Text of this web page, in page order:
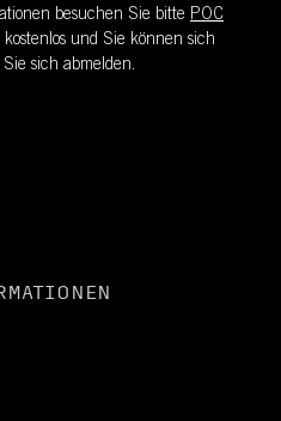
besuchen Sie bitte POC
und Sie können sich
sich abmelden.